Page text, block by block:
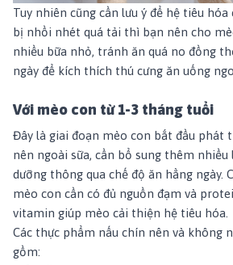
Tuy nhiên cũng cần lưu ý để hệ tiêu
bị nhồi nhét quá tải thì bạn nên cho
nhiều bữa nhỏ, tránh ăn quá no đồng
ngày để kích thích thú cưng ăn uống
Với mèo con từ 1-3 tháng tuổi
Đây là giai đoạn mèo con bắt đầu phát
nên ngoài sữa, cần bổ sung thêm
dưỡng thông qua chế độ ăn hằng ngày.
mèo con cần có đủ nguồn đạm và
vitamin giúp mèo cải thiện hệ tiêu hóa.
Các thực phẩm nấu chín nên và không
gồm: